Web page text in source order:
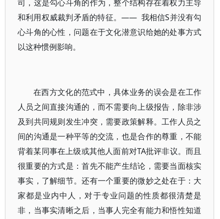
司，这是勾心斗角的作为，整个结构存在着权力主导
和利用权威裁判矛盾的特征。—— 我相信S并没有勾
心斗角的心性，问题在于文化潜意识给她的处事方式
以这种惯例影响。
在西方文化的范式中，具体业务的误会是在工作
人员之间直接沟通的，而不需要向上级报告，除非涉
及到共同规则发生冲突，需要政策解释。工作人员之
间的沟通是一种平等的交流，也是合作的尊重，不能
背着某同事在上级或其他人面前对TA批评非议。而且
很重要的方式是：首先不能产生结论，需要当面核实
事实，了解细节。还有一个重要的微妙之处在于：大
家都是业内中人，对于专业问题的性质都很清楚是
非，当事实清晰之后，当事人完全有能力和悟性知道